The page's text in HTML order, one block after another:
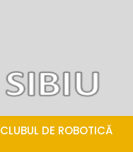
CLUBUL DE ROBOTICĂ